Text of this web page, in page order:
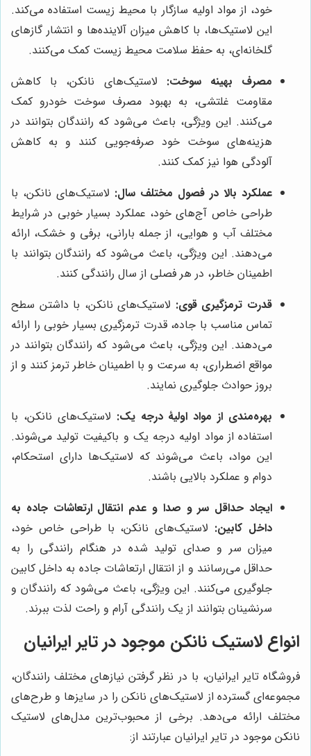
خود، از مواد اولیه سازگار با محیط زیست استفاده می‌کند.
این لاستیک‌ها، با کاهش میزان آلاینده‌ها و انتشار گازهای
گلخانه‌ای، به حفظ سلامت محیط زیست کمک می‌کنند.
مصرف بهینه سوخت: لاستیک‌های نانکن، با کاهش
مقاومت غلتشی، به بهبود مصرف سوخت خودرو کمک
می‌کنند. این ویژگی، باعث می‌شود که رانندگان بتوانند در
هزینه‌های سوخت خود صرفه‌جویی کنند و به کاهش
آلودگی هوا نیز کمک کنند.
عملکرد بالا در فصول مختلف سال: لاستیک‌های نانکن، با
طراحی خاص آج‌های خود، عملکرد بسیار خوبی در شرایط
مختلف آب و هوایی، از جمله بارانی، برفی و خشک، ارائه
می‌دهند. این ویژگی، باعث می‌شود که رانندگان بتوانند با
اطمینان خاطر، در هر فصلی از سال رانندگی کنند.
قدرت ترمزگیری قوی: لاستیک‌های نانکن، با داشتن سطح
تماس مناسب با جاده، قدرت ترمزگیری بسیار خوبی را ارائه
می‌دهند. این ویژگی، باعث می‌شود که رانندگان بتوانند در
مواقع اضطراری، به سرعت و با اطمینان خاطر ترمز کنند و از
بروز حوادث جلوگیری نمایند.
بهره‌مندی از مواد اولیۀ درجه یک: لاستیک‌های نانکن، با
استفاده از مواد اولیه درجه یک و باکیفیت تولید می‌شوند.
این مواد، باعث می‌شوند که لاستیک‌ها دارای استحکام،
دوام و عملکرد بالایی باشند.
ایجاد حداقل سر و صدا و عدم انتقال ارتعاشات جاده به
داخل کابین: لاستیک‌های نانکن، با طراحی خاص خود،
میزان سر و صدای تولید شده در هنگام رانندگی را به
حداقل می‌رسانند و از انتقال ارتعاشات جاده به داخل کابین
جلوگیری می‌کنند. این ویژگی، باعث می‌شود که رانندگان و
سرنشینان بتوانند از یک رانندگی آرام و راحت لذت ببرند.
انواع لاستیک نانکن موجود در تایر ایرانیان
فروشگاه تایر ایرانیان، با در نظر گرفتن نیازهای مختلف رانندگان،
مجموعه‌ای گسترده از لاستیک‌های نانکن را در سایزها و طرح‌های
مختلف ارائه می‌دهد. برخی از محبوب‌ترین مدل‌های لاستیک
نانکن موجود در تایر ایرانیان عبارتند از: